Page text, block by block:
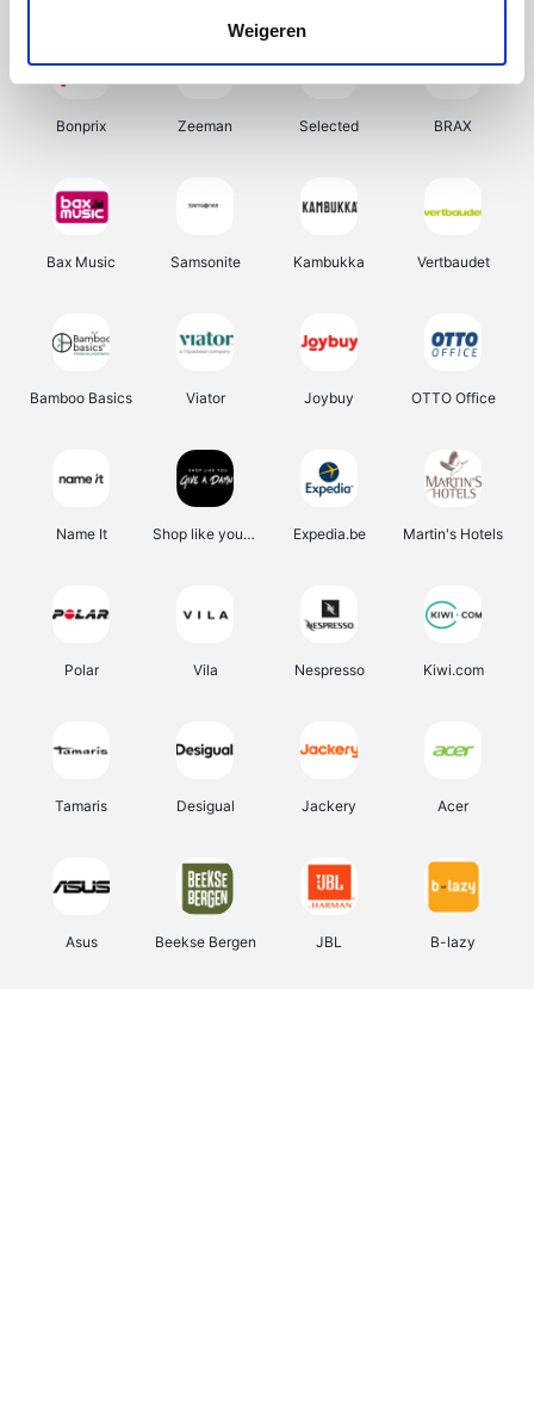
Weigeren
Bonprix Zeeman Selected BRAX
Bax Music Samsonite Kambukka Vertbaudet
Bamboo Basics Viator Joybuy OTTO Office
Name It Shop like you Give A Damn Expedia.be Martin's Hotels
Polar Vila Nespresso Kiwi.com
Tamaris Desigual Jackery Acer
Asus Beekse Bergen JBL B-lazy